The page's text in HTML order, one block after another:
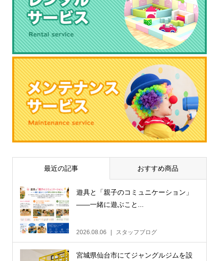
最近の記事 おすすめ商品
遊具と「親子のコミュニケーション」
——一緒に遊ぶこと...
2026.08.06 スタッフブログ
宮城県仙台市にてジャングルジムを設